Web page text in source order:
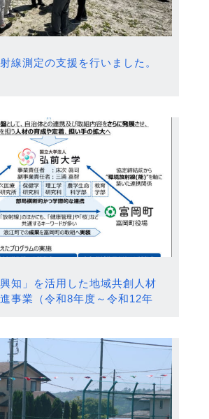
線測定の支援を行いました。
知」を活用した地域共創人材
事業（令和8年度～令和12年